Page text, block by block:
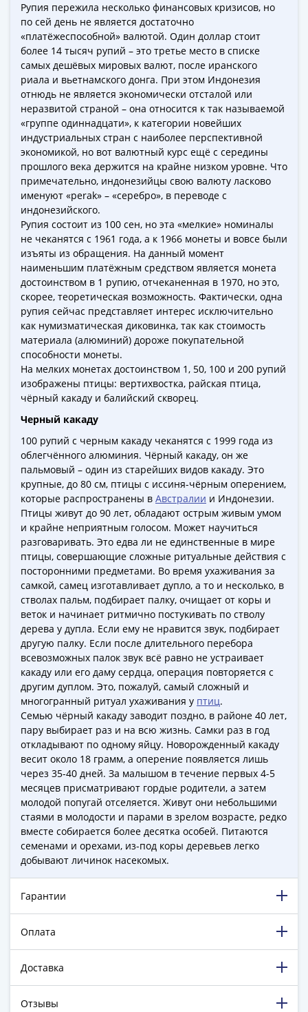
золотые
Города
трудовой
доблести
Освобожденные
Города-
столицы
Европы
Наборы
коллекции
Монеты
СССР
РСФСР
РСФСР
СССР
(1921-
1958)
СССР
ГКЧП
(1961
1991)
Юбилейные
памятные
Наборы
коллекции
Монеты
Российской
империи
Николай
(1894-
1917)
Александр
(1881-
1894)
Александр
(1854-
1881)
Николай
(1826-
1855)
Александр
1825)
Павел
(1796-
1801)
Екатерина
Рупия пережила несколько финансовых кризисов, но
по сей день не является достаточно
«платёжеспособной» валютой. Один доллар стоит
более 14 тысяч рупий – это третье место в списке
самых дешёвых мировых валют, после иранского
риала и вьетнамского донга. При этом Индонезия
отнюдь не является экономически отсталой или
неразвитой страной – она относится к так называемой
«группе одиннадцати», к категории новейших
индустриальных стран с наиболее перспективной
экономикой, но вот валютный курс ещё с середины
прошлого века держится на крайне низком уровне. Что
примечательно, индонезийцы свою валюту ласково
именуют «perak» – «серебро», в переводе с
индонезийского.
Рупия состоит из 100 сен, но эта «мелкие» номиналы
не чеканятся с 1961 года, а к 1966 монеты и вовсе были
изъяты из обращения. На данный момент
наименьшим платёжным средством является монета
достоинством в 1 рупию, отчеканенная в 1970, но это,
скорее, теоретическая возможность. Фактически, одна
рупия сейчас представляет интерес исключительно
как нумизматическая диковинка, так как стоимость
материала (алюминий) дороже покупательной
способности монеты.
На мелких монетах достоинством 1, 50, 100 и 200 рупий
изображены птицы: вертихвостка, райская птица,
чёрный какаду и балийский скворец.
Черный какаду
100 рупий с черным какаду чеканятся с 1999 года из
облегчённого алюминия. Чёрный какаду, он же
пальмовый – один из старейших видов какаду. Это
крупные, до 80 см, птицы с иссиня-чёрным оперением,
которые распространены в Австралии и Индонезии.
Птицы живут до 90 лет, обладают острым живым умом
и крайне неприятным голосом. Может научиться
разговаривать. Это едва ли не единственные в мире
птицы, совершающие сложные ритуальные действия с
посторонними предметами. Во время ухаживания за
самкой, самец изготавливает дупло, а то и несколько, в
стволах пальм, подбирает палку, очищает от коры и
веток и начинает ритмично постукивать по стволу
дерева у дупла. Если ему не нравится звук, подбирает
другую палку. Если после длительного перебора
всевозможных палок звук всё равно не устраивает
какаду или его даму сердца, операция повторяется с
другим дуплом. Это, пожалуй, самый сложный и
многогранный ритуал ухаживания у птиц.
Семью чёрный какаду заводит поздно, в районе 40 лет,
пару выбирает раз и на всю жизнь. Самки раз в год
откладывают по одному яйцу. Новорожденный какаду
весит около 18 грамм, а оперение появляется лишь
через 35-40 дней. За малышом в течение первых 4-5
месяцев присматривают гордые родители, а затем
молодой попугай отселяется. Живут они небольшими
стаями в молодости и парами в зрелом возрасте, редко
вместе собирается более десятка особей. Питаются
семенами и орехами, из-под коры деревьев легко
добывают личинок насекомых.
Гарантии
Оплата
Доставка
Отзывы